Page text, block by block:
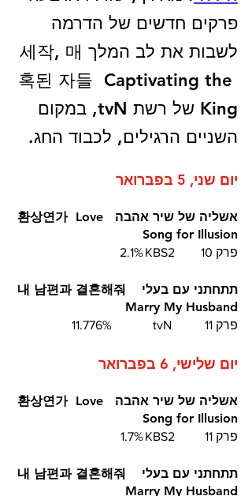
פרקים חדשים של הדרמה
לשבות את לב המלך 세작, 매
혹된 자들  Captivating the
King של רשת tvN, במקום
השניים הרגילים, לכבוד החג.
יום שני, 5 בפברואר
אשליה של שיר אהבה  환상연가  Love
Song for Illusion
פרק 10	KBS2	2.1%
תתחתני עם בעלי  내 남편과 결혼해줘
Marry My Husband
פרק 11	 tvN		11.776%
יום שלישי, 6 בפברואר
אשליה של שיר אהבה  환상연가  Love
Song for Illusion
פרק 11	KBS2	1.7%
תתחתני עם בעלי  내 남편과 결혼해줘
Marry My Husband